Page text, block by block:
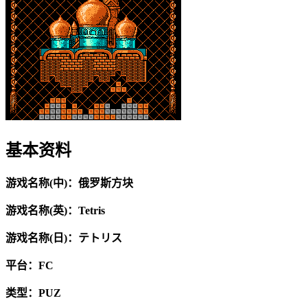
基本资料
游戏名称(中)：俄罗斯方块
游戏名称(英)：Tetris
游戏名称(日)：テトリス
平台：FC
类型：PUZ